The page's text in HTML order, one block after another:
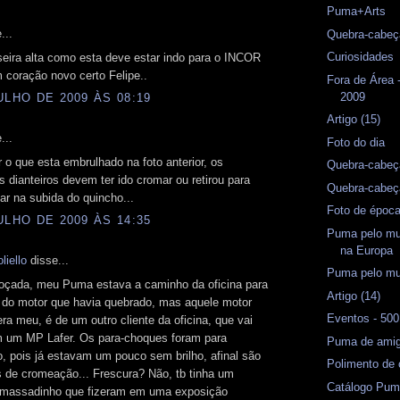
alta como esta deve estar indo para o INCOR
coração novo certo Felipe..
DE 2009 ÀS 08:19
o que esta embrulhado na foto anterior, os
dianteiros devem ter ido cromar ou retirou para
na subida do quincho...
DE 2009 ÀS 14:35
disse...
meu Puma estava a caminho da oficina para
motor que havia quebrado, mas aquele motor
meu, é de um outro cliente da oficina, que vai
um MP Lafer. Os para-choques foram para
pois já estavam um pouco sem brilho, afinal são
de cromeação... Frescura? Não, tb tinha um
que fizeram em uma exposição
Puma+Arts
Quebra-
Curiosidades
Fora de Área
2009
Artigo (15)
Foto do dia
Quebra-
Quebra-
Foto de
Puma pelo
na Europa
Puma pelo
Artigo (14)
Eventos -
Puma de
Polimento de
Catálogo